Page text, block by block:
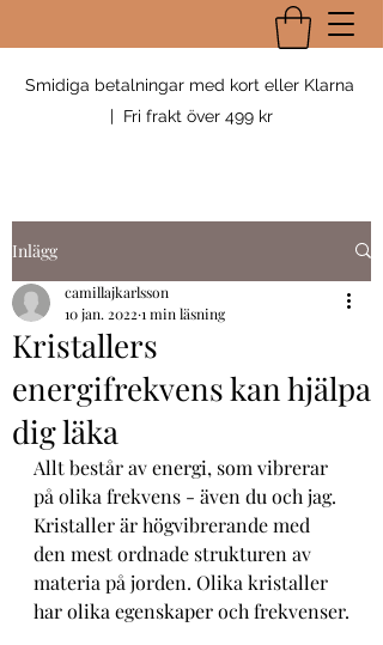
Smidiga betalningar med kort eller Klarna
| Fri frakt över 499 kr
Inlägg
Kristallers
energifrekvens kan hjälpa
dig läka
camillajkarlsson
10 jan. 2022 1 min läsning
Allt består av energi, som vibrerar
på olika frekvens - även du och jag.
Kristaller är högvibrerande med
den mest ordnade strukturen av
materia på jorden. Olika kristaller
har olika egenskaper och frekvenser.